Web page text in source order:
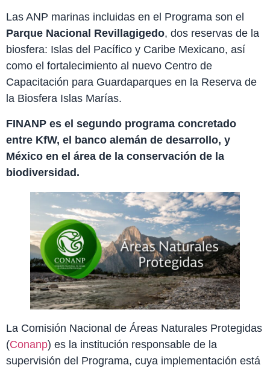
Las ANP marinas incluidas en el Programa son el
Parque Nacional Revillagigedo, dos reservas de la
biosfera: Islas del Pacífico y Caribe Mexicano, así
como el fortalecimiento al nuevo Centro de
Capacitación para Guardaparques en la Reserva de
la Biosfera Islas Marías.
FINANP es el segundo programa concretado
entre KfW, el banco alemán de desarrollo, y
México en el área de la conservación de la
biodiversidad.
La Comisión Nacional de Áreas Naturales Protegidas
(Conanp) es la institución responsable de la
supervisión del Programa, cuya implementación está